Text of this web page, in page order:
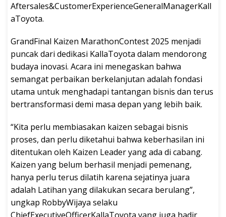
Aftersales&CustomerExperienceGeneralManagerKall
aToyota.
GrandFinal Kaizen MarathonContest 2025 menjadi
puncak dari dedikasi KallaToyota dalam mendorong
budaya inovasi. Acara ini menegaskan bahwa
semangat perbaikan berkelanjutan adalah fondasi
utama untuk menghadapi tantangan bisnis dan terus
bertransformasi demi masa depan yang lebih baik.
“Kita perlu membiasakan kaizen sebagai bisnis
proses, dan perlu diketahui bahwa keberhasilan ini
ditentukan oleh Kaizen Leader yang ada di cabang.
Kaizen yang belum berhasil menjadi pemenang,
hanya perlu terus dilatih karena sejatinya juara
adalah Latihan yang dilakukan secara berulang”,
ungkap RobbyWijaya selaku